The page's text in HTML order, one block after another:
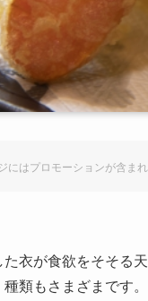
にはプロモーションが含ま
た衣が食欲をそそる
種類もさまざまです